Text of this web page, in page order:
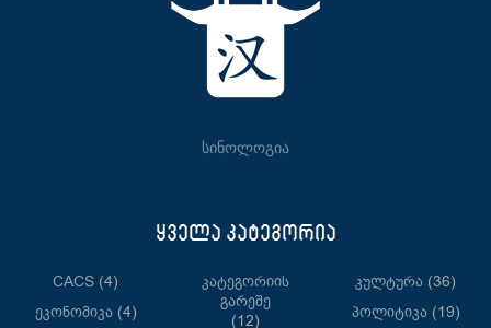
სინოლოგია
ყველა კატეგორია
CACS (4)
Ეკონომიკა(4)
Კატეგორიის
Გარეშე
(12)
Კულტურა (36)
Პოლიტიკა(19)